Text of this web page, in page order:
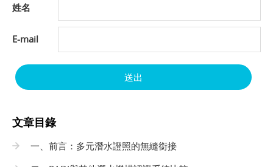
姓名
E-mail
送出
文章目錄
一、前言：多元潛水證照的無縫銜接